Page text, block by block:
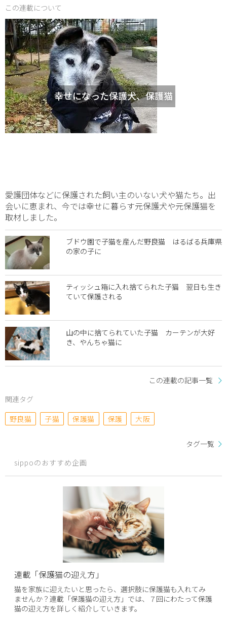
この連載について
幸せになった保護犬、保護猫
愛護団体などに保護された飼い主のいない犬や猫たち。出
会いに恵まれ、今では幸せに暮らす元保護犬や元保護猫を
取材しました。
ブドウ園で子猫を産んだ野良猫 はるばる兵庫県
の家の子に
ティッシュ箱に入れ捨てられた子猫 翌日も生き
ていて保護される
山の中に捨てられていた子猫 カーテンが大好
き、やんちゃ猫に
この連載の記事一覧
関連タグ
野良猫
子猫 保護猫 保護 大阪
タグ一覧
sippoのおすすめ企画
連載「保護猫の迎え方」
猫を家族に迎えたいと思ったら、選択肢に保護猫も入れてみ
ませんか？連載「保護猫の迎え方」では、７回にわたって保護
猫の迎え方を詳しく紹介していきます。